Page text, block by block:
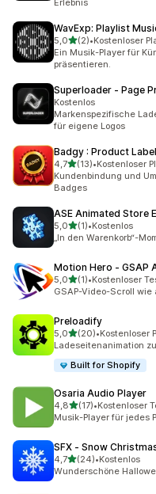
Erlebnis
WavExp: Playlist
5,0von 5 Sternen
(2)
2 Rezensionen
•Kostenloser
Ein Musik-Player für
präsentieren.
Superloader ‑ Page
Kostenlos
Markenspezifische
für eigene Logos
Badgy : Product
4,7von 5 Sternen
(13)
13 Rezensionen
•Kostenloser
Kundenbindung und
Badges
ASE Animated Store
5,0von 5 Sternen
(1)
1 Rezensionen insgesamt
•Kostenlos
„In den Warenkorb“-
Motion Hero ‑ GSAP
5,0von 5 Sternen
(1)
1 Rezensionen
•Kostenloser
GSAP-Video-Scroll
Preloadify
5,0von 5 Sternen
(20)
20 Rezensionen
•Kostenloser
Ladeseitenanimation
Built for Shopify
Osaria Audio Player
4,8von 5 Sternen
(17)
17 Rezensionen
•Kostenloser
Musik-Player für jedes
SFX ‑ Snow
4,7von 5 Sternen
(24)
24 Rezensionen
•Kostenlos
Wunderschöne